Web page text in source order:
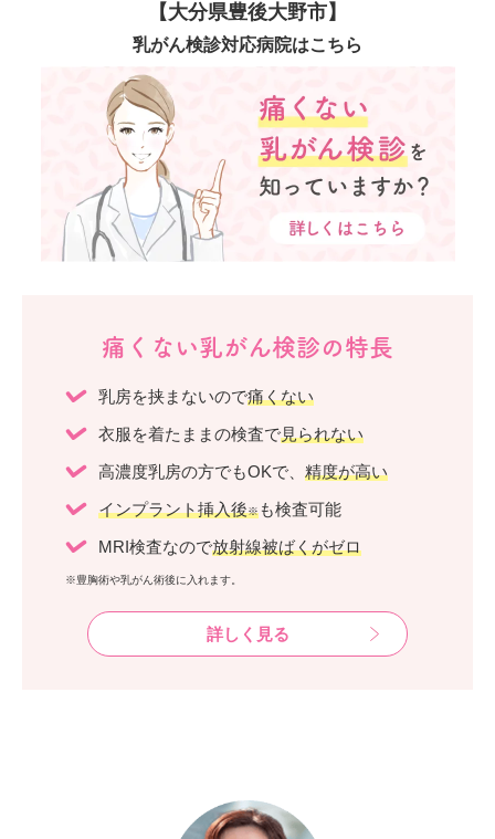
【大分県豊後大野市】
乳がん検診対応病院はこちら
痛くない乳がん検診の特長
乳房を挟まないので痛くない
衣服を着たままの検査で見られない
高濃度乳房の方でもOKで、 精度が高い
インプラント挿入後※ も検査可能
MRI検査なので放射線被ばくがゼロ
※豊胸術や乳がん術後に入れます。
詳しく見る